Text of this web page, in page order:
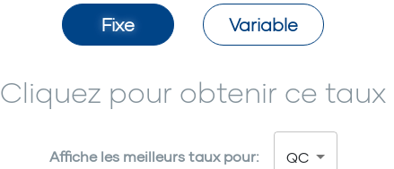
Fixe Variable
Cliquez pour obtenir ce taux
Affiche les meilleurs taux pour: QC